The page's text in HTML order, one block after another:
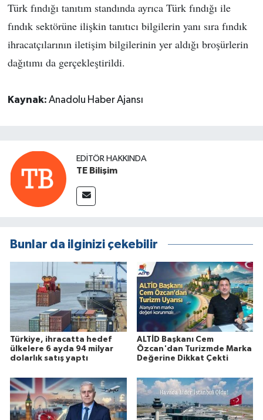
Türk fındığı tanıtım standında ayrıca Türk fındığı ile
fındık sektörüne ilişkin tanıtıcı bilgilerin yanı sıra fındık
ihracatçılarının iletişim bilgilerinin yer aldığı broşürlerin
dağıtımı da gerçekleştirildi.
Kaynak: Anadolu Haber Ajansı
EDITÖR HAKKINDA
TE Bilişim
Bunlar da ilginizi çekebilir
Türkiye, ihracatta hedef
ülkelere 6 ayda 94 milyar
dolarlık satış yaptı
ALTİD Başkanı Cem
Özcan'dan Turizmde Marka
Değerine Dikkat Çekti